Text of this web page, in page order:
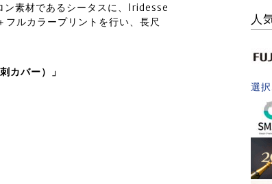
ン素材であるシータスに、Iridesse
ルカラープリントを行い、長尺
カバー）」
人
選